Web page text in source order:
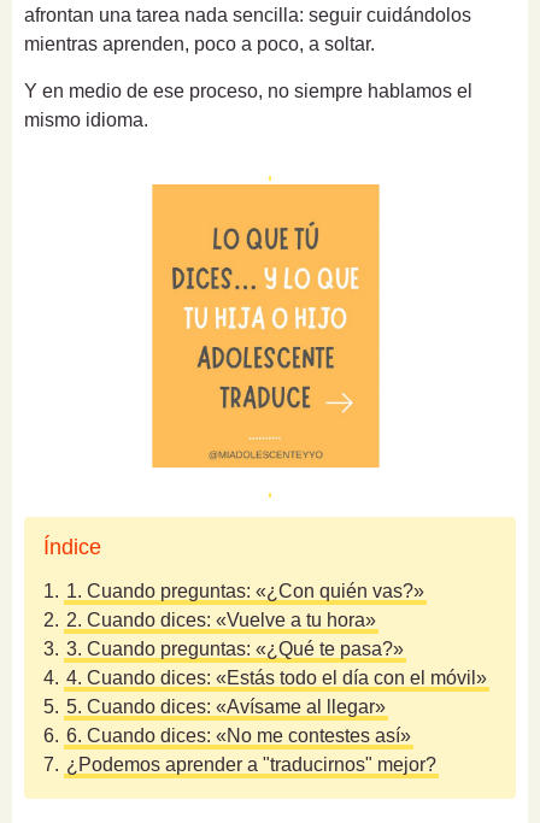
afrontan una tarea nada sencilla: seguir cuidándolos
mientras aprenden, poco a poco, a soltar.
Y en medio de ese proceso, no siempre hablamos el
mismo idioma.
Índice
1. 1. Cuando preguntas: «¿Con quién vas?»
2. 2. Cuando dices: «Vuelve a tu hora»
3. 3. Cuando preguntas: «¿Qué te pasa?»
4. 4. Cuando dices: «Estás todo el día con el móvil»
5. 5. Cuando dices: «Avísame al llegar»
6. 6. Cuando dices: «No me contestes así»
7. ¿Podemos aprender a "traducirnos" mejor?